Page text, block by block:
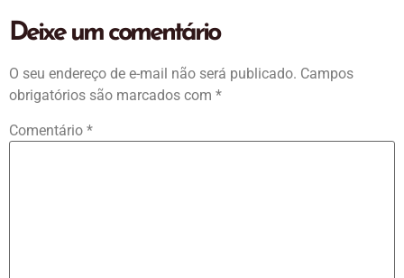
Deixe um comentário
O seu endereço de e-mail não será publicado. Campos
obrigatórios são marcados com *
Comentário *